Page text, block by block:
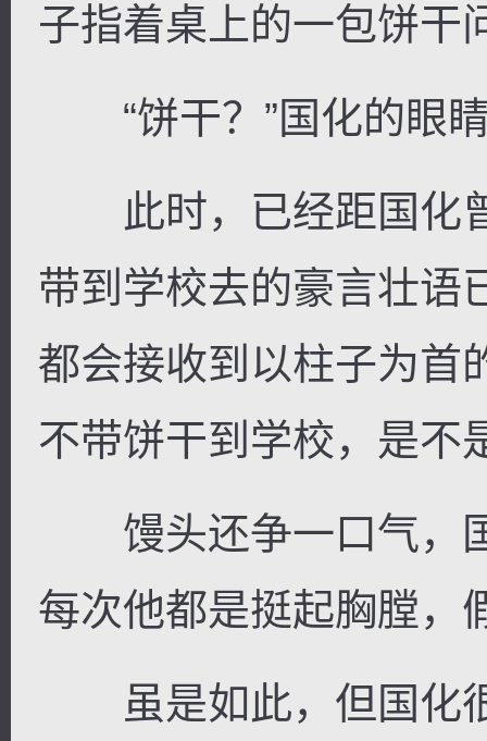
子指着桌上的一包饼干
“饼干？”国化的眼
此时，已经距国化
带到学校去的豪言壮语
都会接收到以柱子为首
不带饼干到学校，是不
馒头还争一口气，
每次他都是挺起胸膛，
虽是如此，但国化